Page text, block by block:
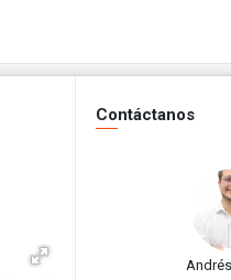
Contáctanos